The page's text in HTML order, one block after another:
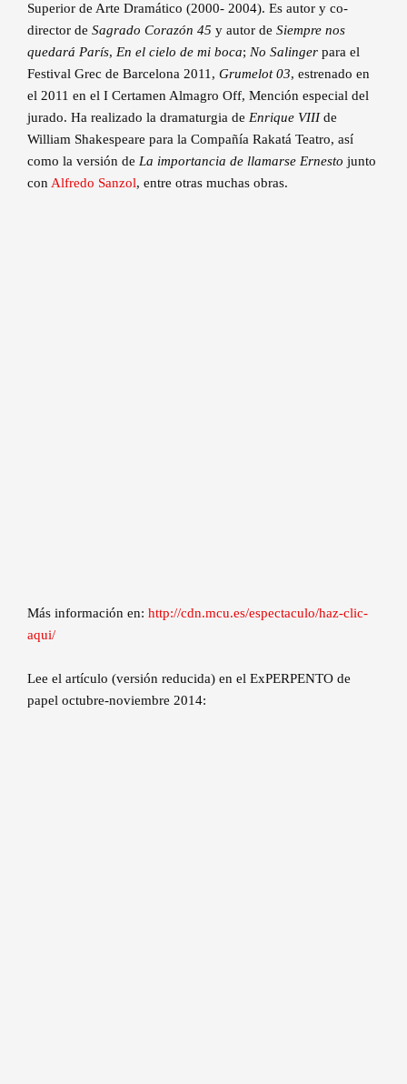
Superior de Arte Dramático (2000- 2004). Es autor y co-
director de Sagrado Corazón 45 y autor de Siempre nos
quedará París, En el cielo de mi boca; No Salinger para el
Festival Grec de Barcelona 2011, Grumelot 03, estrenado en
el 2011 en el I Certamen Almagro Off, Mención especial del
jurado. Ha realizado la dramaturgia de Enrique VIIIde
William Shakespeare para la Compañía Rakatá Teatro, así
como la versión de La importancia de llamarse Ernesto junto
con Alfredo Sanzol, entre otras muchas obras.
Más información en: http://cdn.mcu.es/espectaculo/haz-clic-
aqui/
Lee el artículo (versión reducida) en el ExPERPENTO de
papel octubre-noviembre 2014: